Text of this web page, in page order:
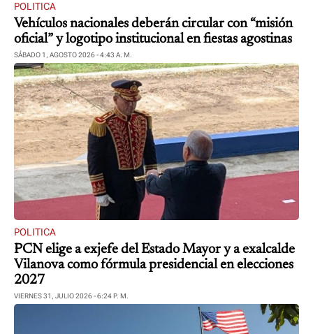
POLITICA
Vehículos nacionales deberán circular con “misión
oficial” y logotipo institucional en fiestas agostinas
SÁBADO 1, AGOSTO 2026 - 4:43 A. M.
POLITICA
PCN elige a exjefe del Estado Mayor y a exalcalde
Vilanova como fórmula presidencial en elecciones
2027
VIERNES 31, JULIO 2026 - 6:24 P. M.